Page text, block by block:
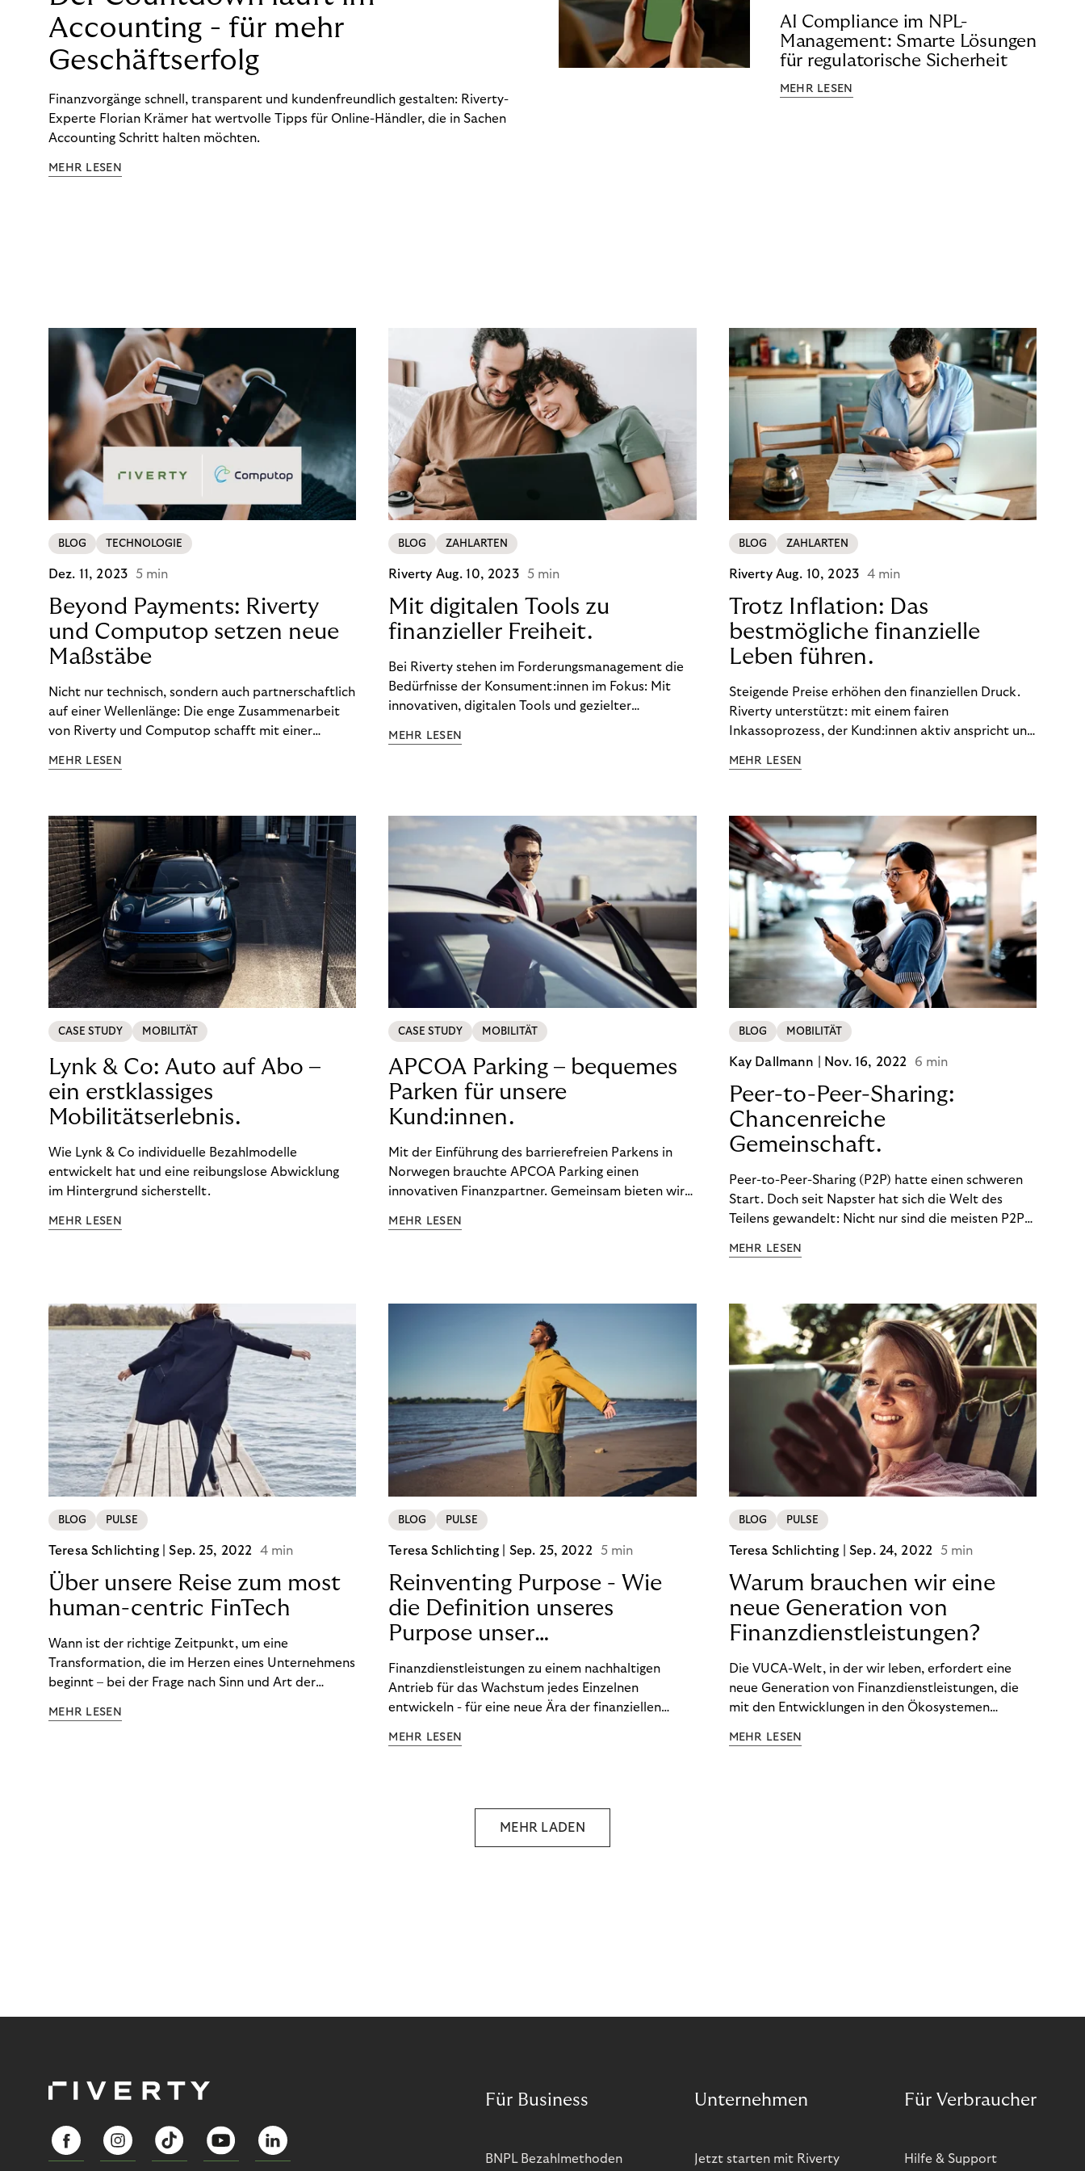
Accounting - für mehr
Geschäftserfolg
Finanzvorgänge schnell, transparent und kundenfreundlich gestalten: Riverty-
Experte Florian Krämer hat wertvolle Tipps für Online-Händler, die in Sachen
Accounting Schritt halten möchten.
MEHR LESEN
AI Compliance im NPL-
Management: Smarte Lösungen
für regulatorische Sicherheit
MEHR LESEN
BLOG TECHNOLOGIE
Dez. 11, 2023 5 min
Beyond Payments: Riverty
und Computop setzen neue
Maßstäbe
Nicht nur technisch, sondern auch partnerschaftlich
auf einer Wellenlänge: Die enge Zusammenarbeit
von Riverty und Computop schafft mit einer
Zahlungsabwicklung echte Mehrwerte für Händler.
MEHR LESEN
BLOG ZAHLARTEN
Riverty Aug. 10, 2023 5 min
Mit digitalen Tools zu
finanzieller Freiheit.
Bei Riverty stehen im Forderungsmanagement die
Bedürfnisse der Konsument:innen im Fokus: Mit
innovativen, digitalen Tools und gezielter
ein Leben in finanzieller Freiheit zu führen. So
MEHR LESEN
BLOG ZAHLARTEN
Riverty Aug. 10, 2023 4 min
Trotz Inflation: Das
bestmögliche finanzielle
Leben führen.
Steigende Preise erhöhen den finanziellen Druck.
Riverty unterstützt: mit einem fairen
Inkassoprozess, der Kund:innen aktiv anspricht und
Finanzbildung ermöglicht. So bleiben Menschen
Unternehmen.
MEHR LESEN
CASE STUDY MOBILITÄT
Lynk & Co: Auto auf Abo –
ein erstklassiges
Mobilitätserlebnis.
Wie Lynk & Co individuelle Bezahlmodelle
entwickelt hat und eine reibungslose Abwicklung
im Hintergrund sicherstellt.
MEHR LESEN
CASE STUDY MOBILITÄT
APCOA Parking – bequemes
Parken für unsere
Kund:innen.
Mit der Einführung des barrierefreien Parkens in
Norwegen brauchte APCOA Parking einen
innovativen Finanzpartner. Gemeinsam bieten wir
Erlebnis.
MEHR LESEN
BLOG MOBILITÄT
Kay Dallmann | Nov. 16, 2022 6 min
Peer-to-Peer-Sharing:
Chancenreiche
Gemeinschaft.
Peer-to-Peer-Sharing (P2P) hatte einen schweren
Start. Doch seit Napster hat sich die Welt des
Teilens gewandelt: Nicht nur sind die meisten P2P-
wird, hat sich geändert. Das bietet Unternehmen
MEHR LESEN
BLOG PULSE
Teresa Schlichting |Sep. 25, 2022 4 min
Über unsere Reise zum most
human-centric FinTech
Wann ist der richtige Zeitpunkt, um eine
Transformation, die im Herzen eines Unternehmens
beginnt – bei der Frage nach Sinn und Art der
kommuniziert man ein Ziel, das so ganzheitlich ist,
MEHR LESEN
BLOG PULSE
Teresa Schlichting | Sep. 25, 2022 5 min
Reinventing Purpose - Wie
die Definition unseres
Purpose unser
Transformation beeinflusst
hat!
Finanzdienstleistungen zu einem nachhaltigen
Antrieb für das Wachstum jedes Einzelnen
entwickeln - für eine neue Ära der finanziellen
Startpunkt unserer Transformation. Lesen Sie mehr
MEHR LESEN
BLOG PULSE
Teresa Schlichting |Sep. 24, 2022 5 min
Warum brauchen wir eine
neue Generation von
Finanzdienstleistungen?
Die VUCA-Welt, in der wir leben, erfordert eine
neue Generation von Finanzdienstleistungen, die
mit den Entwicklungen in den Ökosystemen
finanzielle Situation jedes Einzelnen zugeschnitten
MEHR LESEN
MEHR LADEN
Für Business
BNPL Bezahlmethoden
Unternehmen
Jetzt starten mit Riverty
Für Verbraucher
Hilfe & Support